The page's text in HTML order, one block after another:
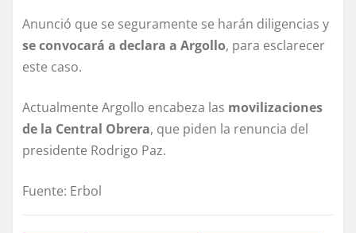
Anunció que se seguramente se harán diligencias y
se convocará a declara a Argollo, para esclarecer
este caso.
Actualmente Argollo encabeza las movilizaciones
de la Central Obrera, que piden la renuncia del
presidente Rodrigo Paz.
Fuente: Erbol